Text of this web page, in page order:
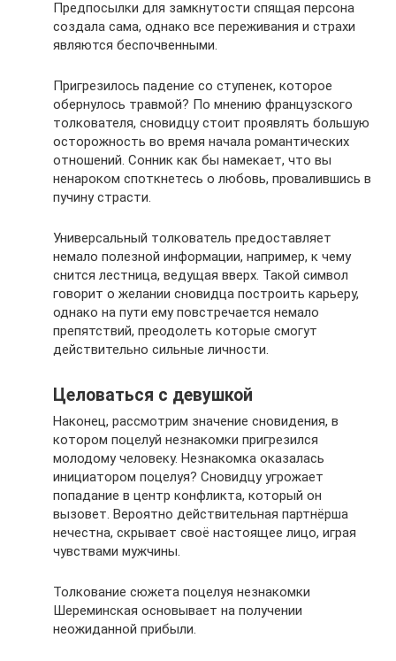
Предпосылки для замкнутости спящая персона
создала сама, однако все переживания и страхи
являются беспочвенными.
Пригрезилось падение со ступенек, которое
обернулось травмой? По мнению французского
толкователя, сновидцу стоит проявлять большую
осторожность во время начала романтических
отношений. Сонник как бы намекает, что вы
ненароком споткнетесь о любовь, провалившись в
пучину страсти.
Универсальный толкователь предоставляет
немало полезной информации, например, к чему
снится лестница, ведущая вверх. Такой символ
говорит о желании сновидца построить карьеру,
однако на пути ему повстречается немало
препятствий, преодолеть которые смогут
действительно сильные личности.
Целоваться с девушкой
Наконец, рассмотрим значение сновидения, в
котором поцелуй незнакомки пригрезился
молодому человеку. Незнакомка оказалась
инициатором поцелуя? Сновидцу угрожает
попадание в центр конфликта, который он
вызовет. Вероятно действительная партнёрша
нечестна, скрывает своё настоящее лицо, играя
чувствами мужчины.
Толкование сюжета поцелуя незнакомки
Шереминская основывает на получении
неожиданной прибыли.